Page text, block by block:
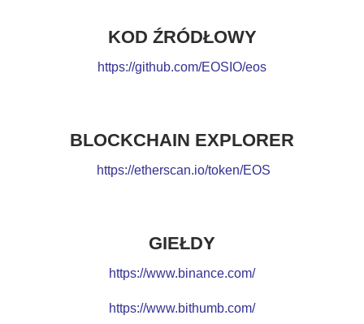
KOD ŹRÓDŁOWY
https://github.com/EOSIO/eos
BLOCKCHAIN EXPLORER
https://etherscan.io/token/EOS
GIEŁDY
https://www.binance.com/
https://www.bithumb.com/